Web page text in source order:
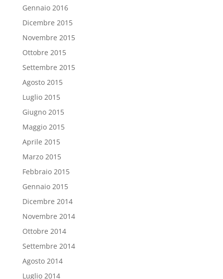
Gennaio 2016
Dicembre 2015
Novembre 2015
Ottobre 2015
Settembre 2015
Agosto 2015
Luglio 2015
Giugno 2015
Maggio 2015
Aprile 2015
Marzo 2015
Febbraio 2015
Gennaio 2015
Dicembre 2014
Novembre 2014
Ottobre 2014
Settembre 2014
Agosto 2014
Luglio 2014